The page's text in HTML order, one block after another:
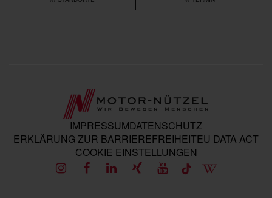
IMPRESSUMDATENSCHUTZ
ERKLÄRUNG ZUR BARRIEREFREIHEITEU DATA ACT
COOKIE EINSTELLUNGEN